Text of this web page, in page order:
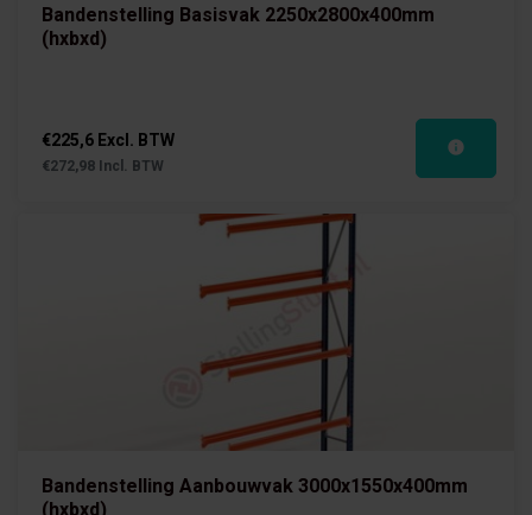
Bandenstelling Basisvak 2250x2800x400mm
(hxbxd)
€225,6 Excl. BTW
€272,98 Incl. BTW
Bandenstelling Aanbouwvak 3000x1550x400mm